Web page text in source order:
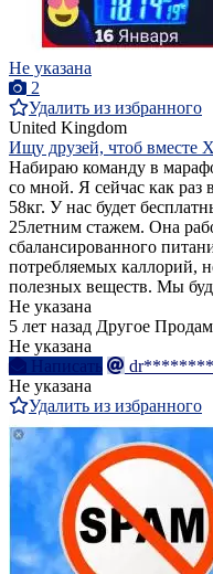
Не указана
2
Удалить из избранного
United Kingdom
Ищу друзей, чтоб вместе
Набираю команду в
со мной. Я сейчас как раз
58кг. У нас будет
25летним стажем. Она
сбалансированного
потребляемых каллорий,
полезных веществ. Мы
Не указана
5 лет назад Другое Продам
Не указана
Написать
Не указана
Удалить из избранного